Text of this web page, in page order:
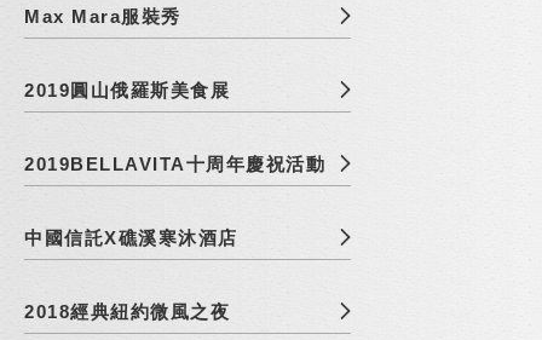
Max Mara服裝秀
2019圓山俄羅斯美食展
2019BELLAVITA十周年慶祝活動
中國信託X礁溪寒沐酒店
2018經典紐約微風之夜